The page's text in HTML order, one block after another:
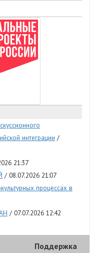
интеграции
21:37
08.07.2026 21:07
процессах в
07.07.2026 12:42
Поддержка